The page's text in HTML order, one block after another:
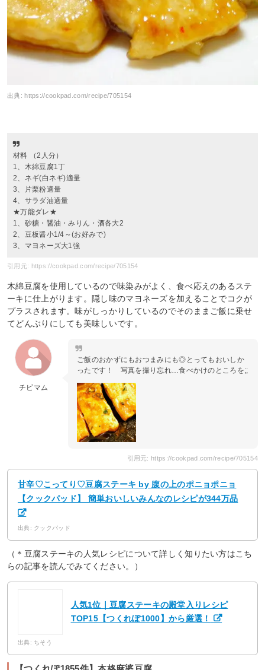
出典: https://cookpad.com/recipe/705154
材料 （2人分）
1、木綿豆腐1丁
2、ネギ(白ネギ)適量
3、片栗粉適量
4、サラダ油適量
★万能ダレ★
1、砂糖・醤油・みりん・酒各大2
2、豆板醤小1/4～(お好みで)
3、マヨネーズ大1強
引用元: https://cookpad.com/recipe/705154
木綿豆腐を使用しているので味染みがよく、食べ応えのあるステ
ーキに仕上がります。隠し味のマヨネーズを加えることでコクが
プラスされます。味がしっかりしているのでそのままご飯に乗せ
てどんぶりにしても美味しいです。
チビマム
ご飯のおかずにもおつまみにも◎とってもおいしか
ったです！ 写真を撮り忘れ…食べかけのところを;;
引用元: https://cookpad.com/recipe/705154
甘辛♡こってり♡豆腐ステーキ by 腹の上のポニョポニョ
【クックパッド】 簡単おいしいみんなのレシピが344万品
出典: クックパッド
（＊豆腐ステーキの人気レシピについて詳しく知りたい方はこち
らの記事を読んでみてください。）
人気1位｜豆腐ステーキの殿堂入りレシピ
TOP15【つくれぽ1000】から厳選！
出典: ちそう